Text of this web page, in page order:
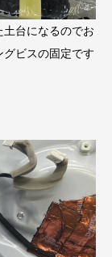
台になるのでお
ビスの固定です